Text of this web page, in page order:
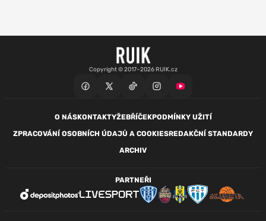
Copyright © 2017–2026 RUIK.cz
O NÁSKONTAKTYŽEBŘÍČEKPODMÍNKY UŽITÍ
ZPRACOVÁNÍ OSOBNÍCH ÚDAJŮ A COOKIESREDAKČNÍ STANDARDY
ARCHIV
PARTNEŘI